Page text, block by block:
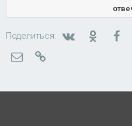
Поделиться: Вконтакте
Электронная почта